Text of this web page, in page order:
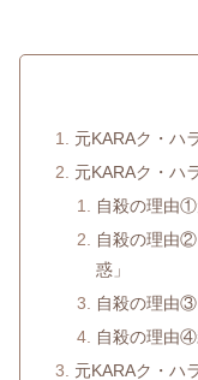
元KARAク・ハ
元KARAク・ハ
自殺の理由
自殺の理由②
惑」
自殺の理由
自殺の理由
元KARAク・ハ